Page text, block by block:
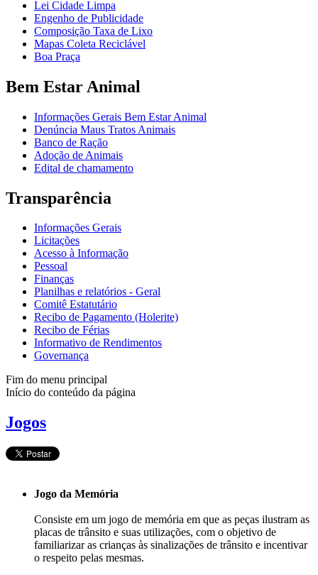
Lei Cidade Limpa
Engenho de Publicidade
Composição Taxa de Lixo
Mapas Coleta Reciclável
Boa Praça
Bem Estar Animal
Informações Gerais Bem Estar Animal
Denúncia Maus Tratos Animais
Banco de Ração
Adoção de Animais
Edital de chamamento
Transparência
Informações Gerais
Licitações
Acesso à Informação
Pessoal
Finanças
Planilhas e relatórios - Geral
Comitê Estatutário
Recibo de Pagamento (Holerite)
Recibo de Férias
Informativo de Rendimentos
Governança
Fim do menu principal
Início do conteúdo da página
Jogos
Jogo da Memória
Consiste em um jogo de memória em que as peças ilustram as
placas de trânsito e suas utilizações, com o objetivo de
familiarizar as crianças às sinalizações de trânsito e incentivar
o respeito pelas mesmas.